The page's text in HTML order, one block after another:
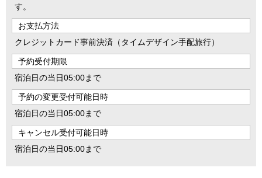
す。
お支払方法
クレジットカード事前決済（タイムデザイン手配旅行）
予約受付期限
宿泊日の当日05:00まで
予約の変更受付可能日時
宿泊日の当日05:00まで
キャンセル受付可能日時
宿泊日の当日05:00まで